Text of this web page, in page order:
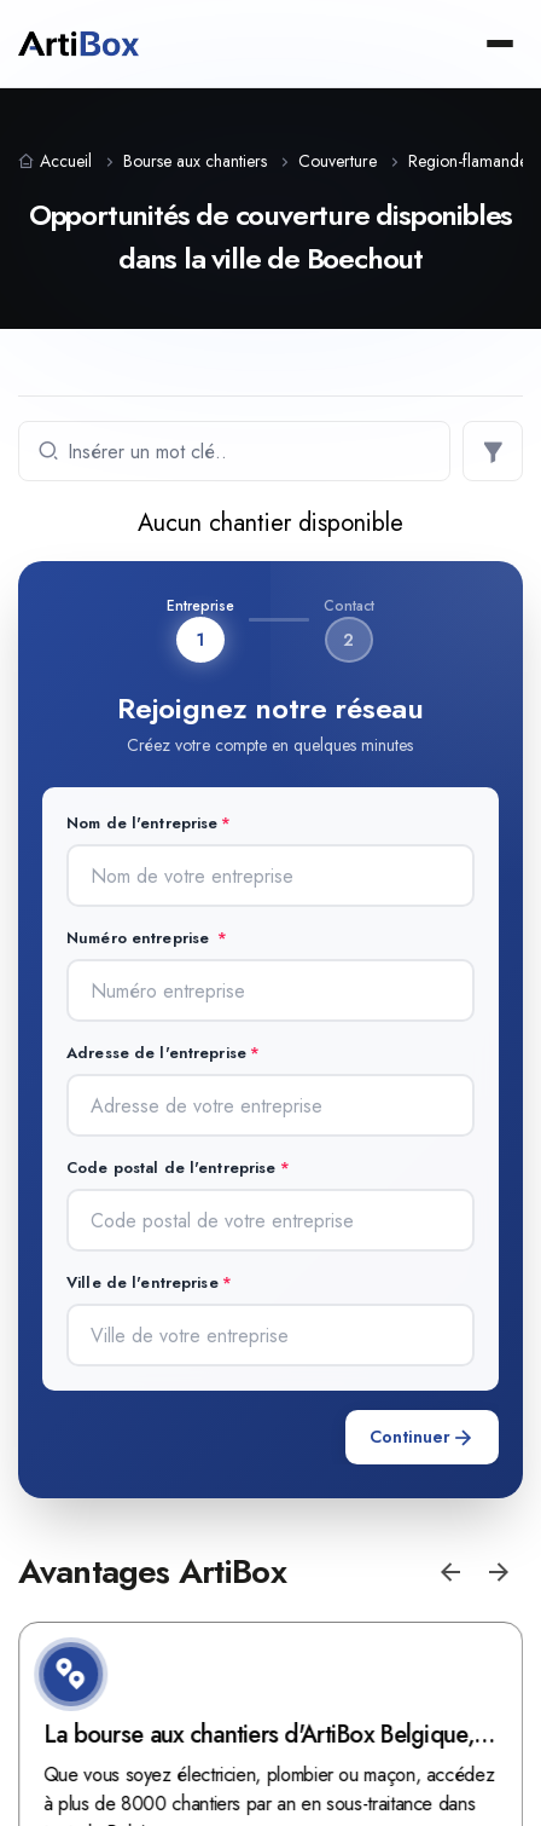
Accueil Bourse aux chantiers Couverture Region-flamande
Opportunités de couverture disponibles
dans la ville de Boechout
Aucun chantier disponible
Entreprise
1
Contact
2
Rejoignez notre réseau
Créez votre compte en quelques minutes
Nom de l'entreprise
Numéro entreprise
Adresse de l'entreprise
Code postal de l'entreprise
Ville de l'entreprise
Continuer
Avantages ArtiBox
La bourse aux chantiers d'ArtiBox Belgique,
véritable mine d'or !
Que vous soyez électricien, plombier ou maçon, accédez
à plus de 8000 chantiers par an en sous-traitance dans